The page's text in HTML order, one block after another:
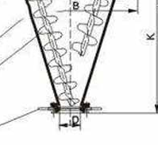
0.61.5φ630×1451150DSH-
0.30.30.4-
0.63φ1140×2320600DSH-
1.51.50.4-
0.65.5φ1816×34951500DSH-